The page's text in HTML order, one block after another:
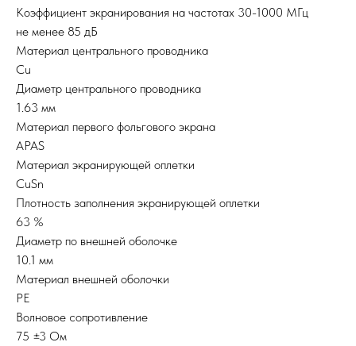
Коэффициент экранирования на частотах 30-1000 МГц
не менее 85 дБ
Материал центрального проводника
Cu
Диаметр центрального проводника
1.63 мм
Материал первого фольгового экрана
APAS
Материал экранирующей оплетки
CuSn
Плотность заполнения экранирующей оплетки
63 %
Диаметр по внешней оболочке
10.1 мм
Материал внешней оболочки
PE
Волновое сопротивление
75 ±3 Ом